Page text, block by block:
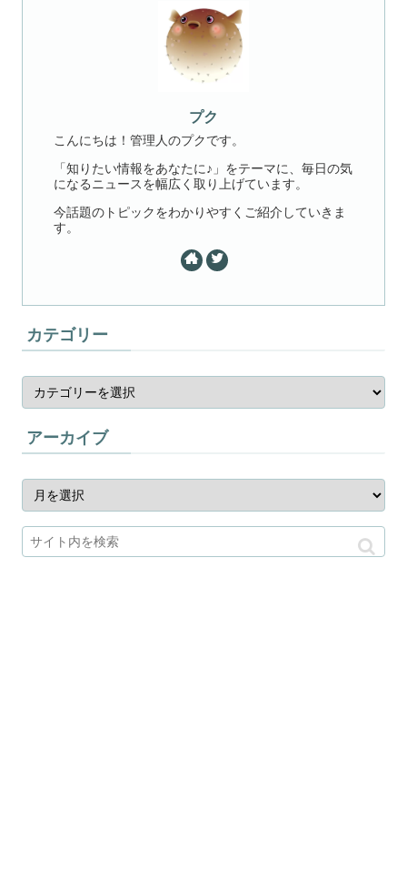
プク
こんにちは！管理人のプクです。
「知りたい情報をあなたに♪」をテーマに、毎日の気
になるニュースを幅広く取り上げています。
今話題のトピックをわかりやすくご紹介していきま
す。
カテゴリー
アーカイブ